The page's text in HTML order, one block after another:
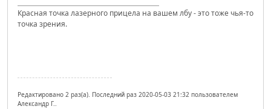
Красная точка лазерного прицела на вашем лбу - это тоже чья-то
точка зрения.
Редактировано 2 раз(а). Последний раз 2020-05-03 21:32 пользователем
Александр Г..